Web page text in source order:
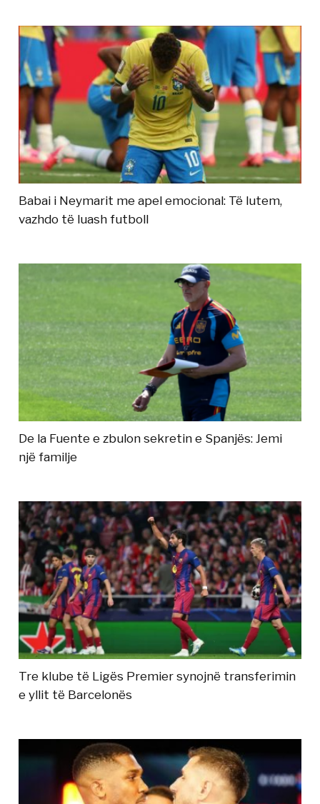
Babai i Neymarit me apel emocional: Të lutem,
vazhdo të luash futboll
De la Fuente e zbulon sekretin e Spanjës: Jemi
një familje
Tre klube të Ligës Premier synojnë transferimin
e yllit të Barcelonës